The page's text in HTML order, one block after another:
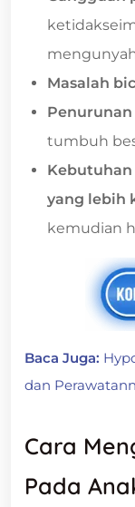
Masalah
Penurunan
tumbuh
yang lebih
kemudian
Baca Juga:
dan
Cara
Pada